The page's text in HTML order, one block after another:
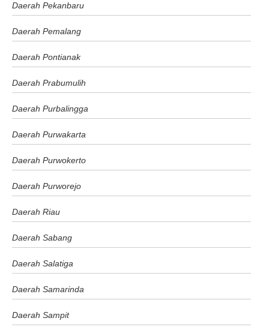
Daerah Pekanbaru
Daerah Pemalang
Daerah Pontianak
Daerah Prabumulih
Daerah Purbalingga
Daerah Purwakarta
Daerah Purwokerto
Daerah Purworejo
Daerah Riau
Daerah Sabang
Daerah Salatiga
Daerah Samarinda
Daerah Sampit